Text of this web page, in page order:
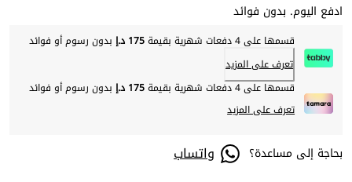
ادفع اليوم. بدون فوائد
قسمها على 4 دفعات شهرية بقيمة 175 د.إ
بدون رسوم أو فوائد
تعرف على المزيد
قسمها على 4 دفعات شهرية بقيمة
175 د.إ
بدون رسوم أو فوائد
تعرف على المزيد
بحاجة إلى مساعدة؟ واتساب